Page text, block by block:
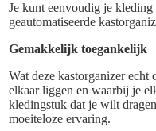
Je kunt eenvoudig je
geautomatiseerde
Gemakkelijk toegankelijk
Wat deze kastorganizer echt
elkaar liggen en waarbij je
kledingstuk dat je wilt
moeiteloze ervaring.